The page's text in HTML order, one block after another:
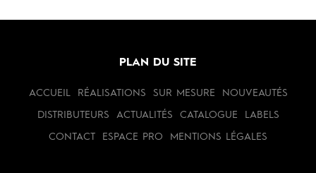
PLAN DU SITE
ACCUEIL RÉALISATIONS SUR MESURE NOUVEAUTÉS
DISTRIBUTEURS ACTUALITÉS CATALOGUE LABELS
CONTACT ESPACE PRO MENTIONS LÉGALES